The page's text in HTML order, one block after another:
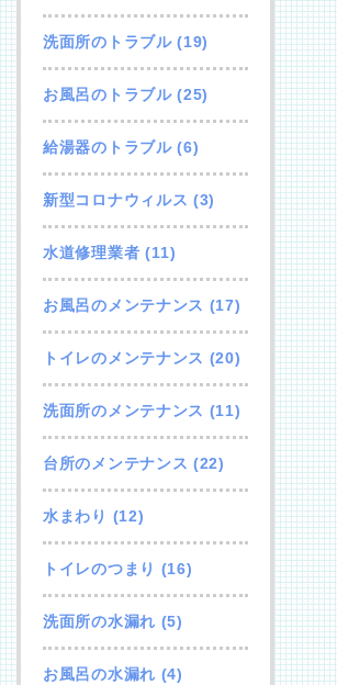
洗面所のトラブル(19)
お風呂のトラブル(25)
給湯器のトラブル(6)
新型コロナウィルス (3)
水道修理業者 (11)
お風呂のメンテナンス (17)
トイレのメンテナンス (20)
洗面所のメンテナンス (11)
台所のメンテナンス (22)
水まわり (12)
トイレのつまり (16)
洗面所の水漏れ (5)
お風呂の水漏れ (4)